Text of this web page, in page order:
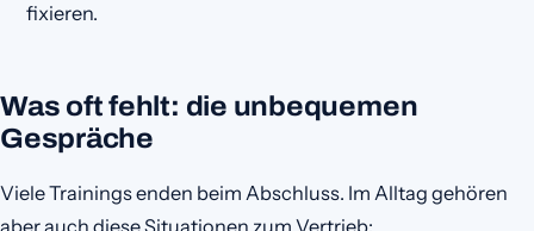
fixieren.
Was oft fehlt: die unbequemen
Gespräche
Viele Trainings enden beim Abschluss. Im Alltag gehören